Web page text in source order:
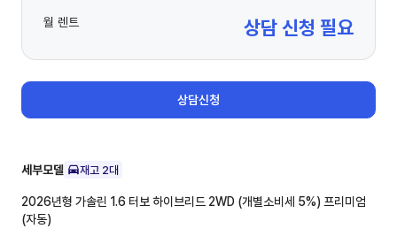
월 렌트 상담 신청 필요
상담신청
세부모델 재고 2대
2026년형 가솔린 1.6 터보 하이브리드 2WD (개별소비세 5%) 프리미엄
(자동)